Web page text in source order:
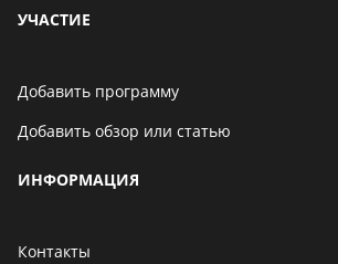
УЧАСТИЕ
Добавить программу
Добавить обзор или статью
ИНФОРМАЦИЯ
Контакты